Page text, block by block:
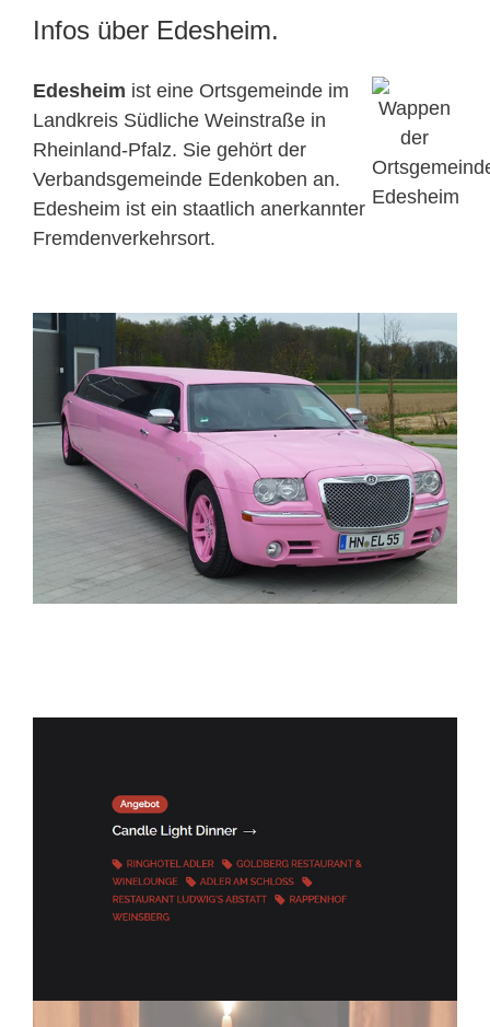
Infos über Edesheim.
Edesheim ist eine Ortsgemeinde im
Landkreis Südliche Weinstraße in
Rheinland-Pfalz. Sie gehört der
Verbandsgemeinde Edenkoben an.
Edesheim ist ein staatlich anerkannter
Fremdenverkehrsort.